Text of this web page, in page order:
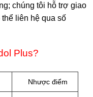
chúng tôi hỗ trợ giao
liên hệ qua số
Plus?
Nhược điểm